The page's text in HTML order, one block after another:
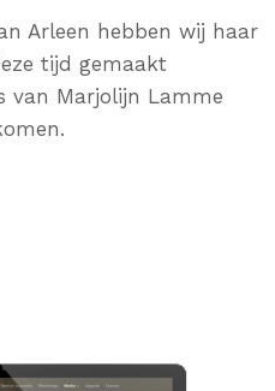
Arleen hebben wij haar
tijd gemaakt
van Marjolijn Lamme